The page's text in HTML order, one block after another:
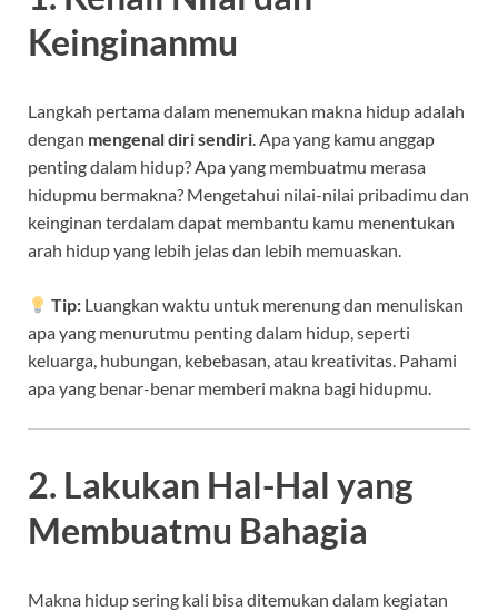
Keinginanmu
Langkah pertama dalam menemukan makna hidup adalah
dengan mengenal diri sendiri. Apa yang kamu anggap
penting dalam hidup? Apa yang membuatmu merasa
hidupmu bermakna? Mengetahui nilai-nilai pribadimu dan
keinginan terdalam dapat membantu kamu menentukan
arah hidup yang lebih jelas dan lebih memuaskan.
Tip: Luangkan waktu untuk merenung dan menuliskan
apa yang menurutmu penting dalam hidup, seperti
keluarga, hubungan, kebebasan, atau kreativitas. Pahami
apa yang benar-benar memberi makna bagi hidupmu.
2. Lakukan Hal-Hal yang
Membuatmu Bahagia
Makna hidup sering kali bisa ditemukan dalam kegiatan